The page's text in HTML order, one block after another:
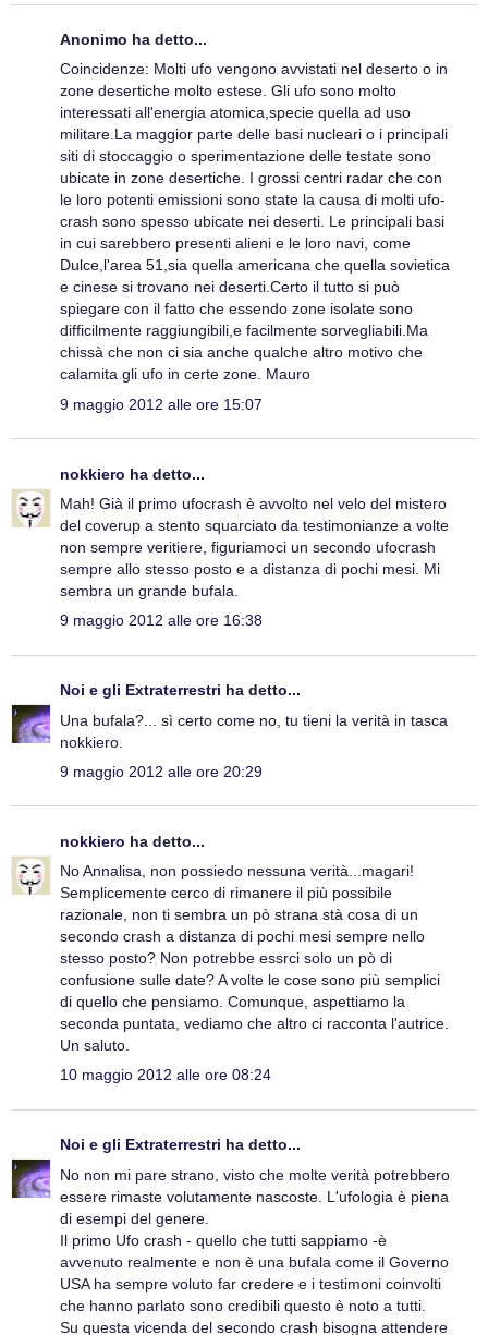
Anonimo ha detto...
Coincidenze: Molti ufo vengono avvistati nel deserto o in
zone desertiche molto estese. Gli ufo sono molto
interessati all'energia atomica,specie quella ad uso
militare.La maggior parte delle basi nucleari o i principali
siti di stoccaggio o sperimentazione delle testate sono
ubicate in zone desertiche. I grossi centri radar che con
le loro potenti emissioni sono state la causa di molti ufo-
crash sono spesso ubicate nei deserti. Le principali basi
in cui sarebbero presenti alieni e le loro navi, come
Dulce,l'area 51,sia quella americana che quella sovietica
e cinese si trovano nei deserti.Certo il tutto si può
spiegare con il fatto che essendo zone isolate sono
difficilmente raggiungibili,e facilmente sorvegliabili.Ma
chissà che non ci sia anche qualche altro motivo che
calamita gli ufo in certe zone. Mauro
9 maggio 2012 alle ore 15:07
nokkiero ha detto...
Mah! Già il primo ufocrash è avvolto nel velo del mistero
del coverup a stento squarciato da testimonianze a volte
non sempre veritiere, figuriamoci un secondo ufocrash
sempre allo stesso posto e a distanza di pochi mesi. Mi
sembra un grande bufala.
9 maggio 2012 alle ore 16:38
Noi e gli Extraterrestri ha detto...
Una bufala?... sì certo come no, tu tieni la verità in tasca
nokkiero.
9 maggio 2012 alle ore 20:29
nokkiero ha detto...
No Annalisa, non possiedo nessuna verità...magari!
Semplicemente cerco di rimanere il più possibile
razionale, non ti sembra un pò strana stà cosa di un
secondo crash a distanza di pochi mesi sempre nello
stesso posto? Non potrebbe essrci solo un pò di
confusione sulle date? A volte le cose sono più semplici
di quello che pensiamo. Comunque, aspettiamo la
seconda puntata, vediamo che altro ci racconta l'autrice.
Un saluto.
10 maggio 2012 alle ore 08:24
Noi e gli Extraterrestri ha detto...
No non mi pare strano, visto che molte verità potrebbero
essere rimaste volutamente nascoste. L'ufologia è piena
di esempi del genere.
Il primo Ufo crash - quello che tutti sappiamo -è
avvenuto realmente e non è una bufala come il Governo
USA ha sempre voluto far credere e i testimoni coinvolti
che hanno parlato sono credibili questo è noto a tutti.
Su questa vicenda del secondo crash bisogna attendere